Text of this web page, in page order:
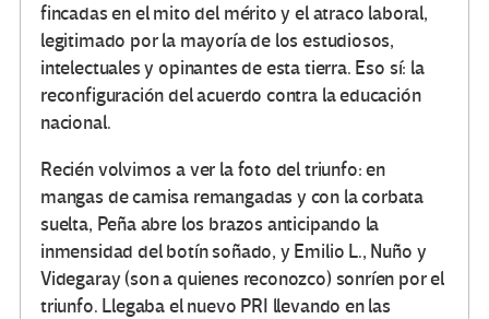
fincadas en el mito del mérito y el atraco laboral,
legitimado por la mayoría de los estudiosos,
intelectuales y opinantes de esta tierra. Eso sí: la
reconfiguración del acuerdo contra la educación
nacional.
Recién volvimos a ver la foto del triunfo: en
mangas de camisa remangadas y con la corbata
suelta, Peña abre los brazos anticipando la
inmensidad del botín soñado, y Emilio L., Nuño y
Videgaray (son a quienes reconozco) sonríen por el
triunfo. Llegaba el nuevo PRI llevando en las